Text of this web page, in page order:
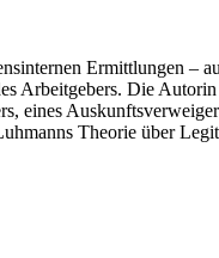
Ermittlungen –
Arbeitgebers. Die
eines
Theorie über